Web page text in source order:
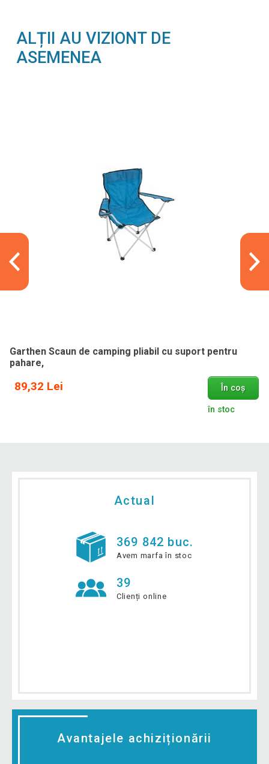
ALȚII AU VIZIONT DE
ASEMENEA
Garthen Scaun de camping pliabil cu suport pentru
pahare,
89,32 Lei În coș
în stoc
Actual
369 842 buc.
Avem marfa în stoc
39
Clienți online
Avantajele achiziționării